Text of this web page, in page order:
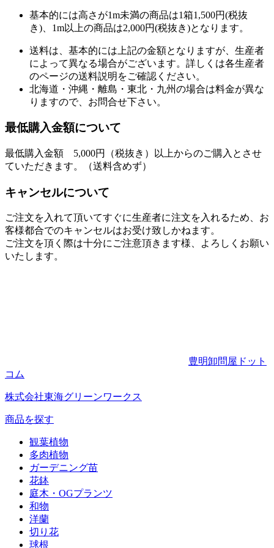
基本的には高さが1m未満の商品は1箱1,500円(税抜
き)、1m以上の商品は2,000円(税抜き)となります。
送料は、基本的には上記の金額となりますが、生産者
によって異なる場合がございます。詳しくは各生産者
のページの送料説明をご確認ください。
北海道・沖縄・離島・東北・九州の場合は料金が異な
りますので、お問合せ下さい。
最低購入金額について
最低購入金額 5,000円（税抜き）以上からのご購入とさせ
ていただきます。（送料含めず）
キャンセルについて
ご注文を入れて頂いてすぐに生産者に注文を入れるため、お
客様都合でのキャンセルはお受け致しかねます。
ご注文を頂く際は十分にご注意頂きます様、よろしくお願い
いたします。
豊明卸問屋ドット
コム
株式会社東海グリーンワークス
商品を探す
観葉植物
多肉植物
ガーデニング苗
花鉢
庭木・OGプランツ
和物
洋蘭
切り花
球根